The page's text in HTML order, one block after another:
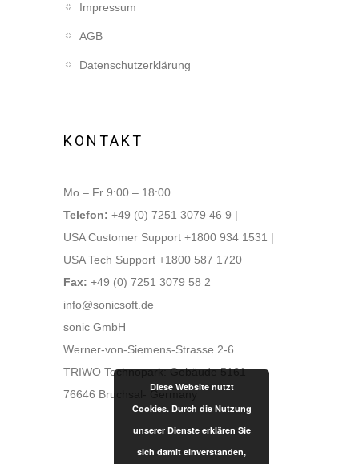
Impressum
AGB
Datenschutzerklärung
KONTAKT
Mo – Fr 9:00 – 18:00
Telefon: +49 (0) 7251 3079 46 9 |
USA Customer Support +1800 934 1531 |
USA Tech Support +1800 587 1720
Fax: +49 (0) 7251 3079 58 2
info@sonicsoft.de
sonic GmbH
Werner-von-Siemens-Strasse 2-6
TRIWO Technopark: Gebäude 5161
76646 Bruchsal- Germany
Diese Website nutzt
Cookies. Durch die Nutzung
unserer Dienste erklären Sie
sich damit einverstanden,